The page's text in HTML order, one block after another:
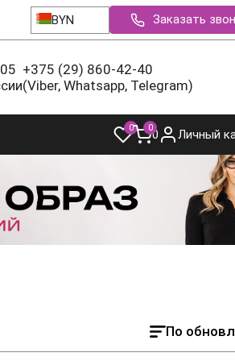
BYN Заказать
+375 (29) 860-42-40
(Viber, Whatsapp, Telegram)
0 00 Личный
По